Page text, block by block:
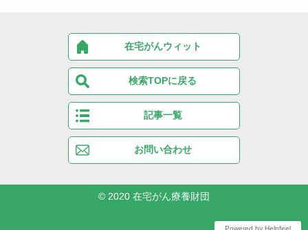
Powered by Helpfeel
在宅がんウィット
検索TOPに戻る
記事一覧
お問い合わせ
© 2020 在宅がん療養財団